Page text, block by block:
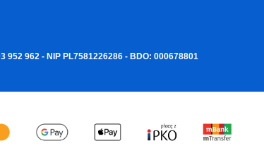
962 - NIP PL7581226286 - BDO: 000678801